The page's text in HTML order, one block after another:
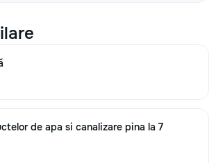
de apa si canalizare pina la 7